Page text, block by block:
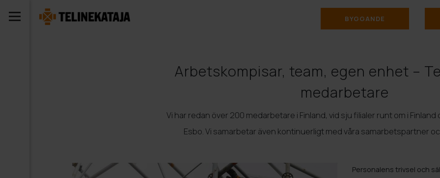
BYGGANDE
Arbetskompisar, team, egen enhet –
medarbetare
Vi har redan över 200 medarbetare i Finland, vid sju filialer runt om i
Esbo. Vi samarbetar även kontinuerligt med våra samarbetspartner
Personalens trivsel och